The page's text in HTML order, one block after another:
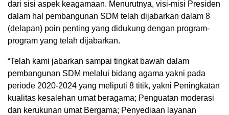
dari sisi aspek keagamaan. Menurutnya, visi-misi Presiden
dalam hal pembangunan SDM telah dijabarkan dalam 8
(delapan) poin penting yang didukung dengan program-
program yang telah dijabarkan.
“Telah kami jabarkan sampai tingkat bawah dalam
pembangunan SDM melalui bidang agama yakni pada
periode 2020-2024 yang meliputi 8 titik, yakni Peningkatan
kualitas kesalehan umat beragama; Penguatan moderasi
dan kerukunan umat Bergama; Penyediaan layanan